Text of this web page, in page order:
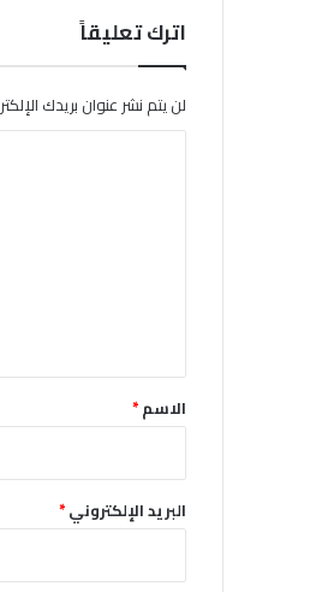
اترك تعليقاً
لن يتم نشر عنوان بريدك
*الاسم*
البريد الإلكتروني*